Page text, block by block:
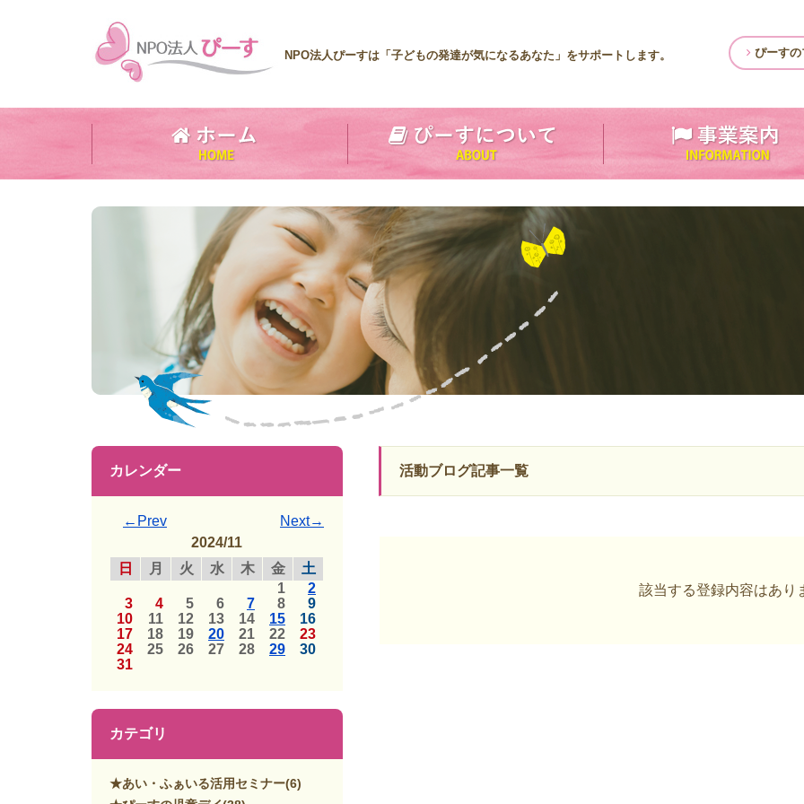
NPO法人ぴーすは「子どもの発達が気になるあなた」をサポートします。 ぴーすの
活動ブログ記事一覧
該当する登録内容はあり
カレンダー
←Prev
Next→
2024/11
日
月 火 水 木 金
土
1
2
3
4 5 6 7 8
9
10
11 12 13 14 15
16
17
18 19 20 21 22
23
24
25 26 27 28 29
30
31
カテゴリ
★あい・ふぁいる活用セミナー(6)